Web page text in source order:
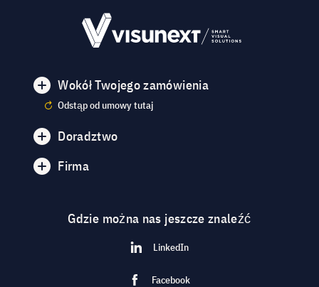
Wokół Twojego zamówienia
Odstąp od umowy tutaj
Doradztwo
Firma
Gdzie można nas jeszcze znaleźć
LinkedIn
Facebook